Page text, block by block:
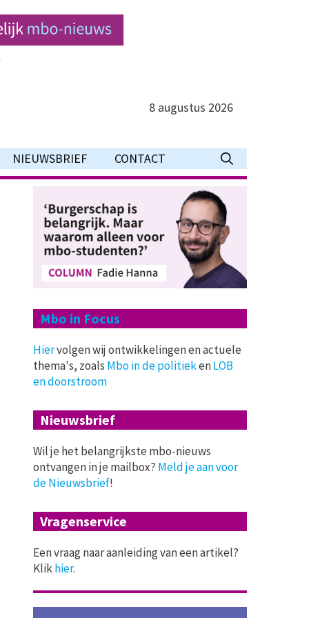
8 augustus 2026
NIEUWSBRIEF CONTACT
Mbo in Focus
Hiervolgen wij ontwikkelingen en actuele
thema's, zoals Mbo in de politiekenLOB
en doorstroom
Nieuwsbrief
Wil je het belangrijkste mbo-nieuws
ontvangen in je mailbox? Meld je aan voor
de Nieuwsbrief!
Vragenservice
Een vraag naar aanleiding van een artikel?
Klikhier.